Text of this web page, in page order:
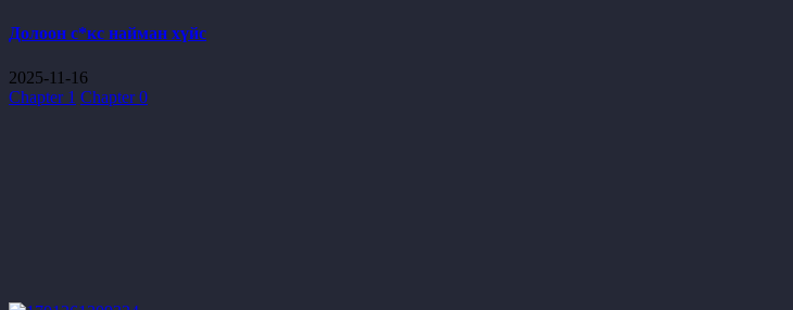
Долоон с*кс найман хүйс
2025-11-16
Chapter 1 Chapter 0